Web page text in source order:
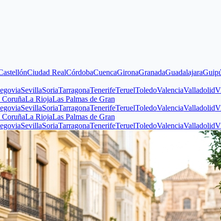
Ciudad RealCórdobaCuencaGironaGranadaGuadalajaraGuipúzcoa
SoriaTarragonaTenerifeTeruelToledoValenciaValladolidVizcaya
RiojaLas Palmas de Gran
SoriaTarragonaTenerifeTeruelToledoValenciaValladolidVizcaya
RiojaLas Palmas de Gran
SoriaTarragonaTenerifeTeruelToledoValenciaValladolidVizcaya